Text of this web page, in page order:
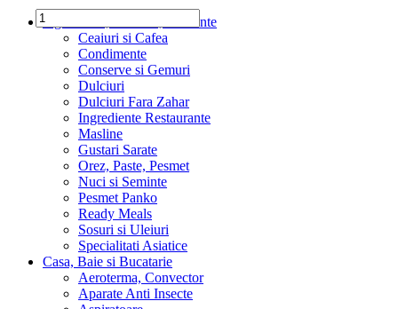
Ingrediente, Dulciuri, Alimente
Ceaiuri si Cafea
Condimente
Conserve si Gemuri
Dulciuri
Dulciuri Fara Zahar
Ingrediente Restaurante
Masline
Gustari Sarate
Orez, Paste, Pesmet
Nuci si Seminte
Pesmet Panko
Ready Meals
Sosuri si Uleiuri
Specialitati Asiatice
Casa, Baie si Bucatarie
Aeroterma, Convector
Aparate Anti Insecte